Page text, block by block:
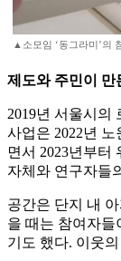
▲소모임 ‘동그라미’의
제도와 주민이 만
2019년 서울시의
사업은 2022년 노
면서 2023년부터
자체와 연구자들
공간은 단지 내
을 때는 참여자
기도 했다. 이웃